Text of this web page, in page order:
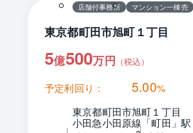
店舗付事務所 マンション一棟売
東京都町田市旭町１丁目
5億500万円 （税込）
予定利回り： 5.00%
東京都町田市旭町１丁目
小田急小田原線「町田」